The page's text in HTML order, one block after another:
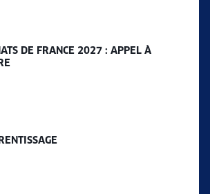
DE FRANCE 2027 : APPEL À